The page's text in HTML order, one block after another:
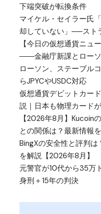
下端突破が転換条件
マイケル・セイラー氏
却していない」──スト
【今日の仮想通貨ニュ
――金融庁新課とロー
ローソン、ステーブル
らJPYCやUSDC対応
仮想通貨デビットカー
説｜日本も物理カード
【2026年8月】Kucoin
との関係は？最新情報
BingXの安全性と評判
を解説【2026年8月】
元警官が10代から35万
身刑＋15年の判決